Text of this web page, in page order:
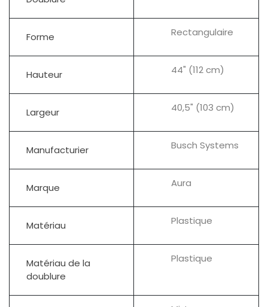
Forme Rectangulaire
Hauteur 44" (112 cm)
Largeur 40,5" (103 cm)
Manufacturier Busch Systems
Marque Aura
Matériau Plastique
Matériau de la
doublure
Plastique